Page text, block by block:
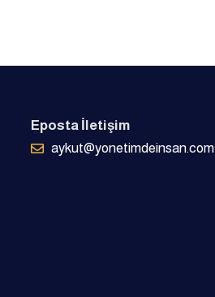
Eposta İletişim
aykut@yonetimdeinsan.com